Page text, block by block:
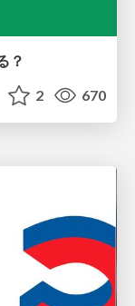
？
2 670